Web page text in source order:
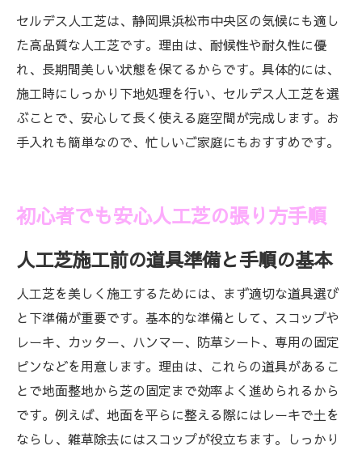
セルデス人工芝は、静岡県浜松市中央区の気候にも適し
た高品質な人工芝です。理由は、耐候性や耐久性に優
れ、長期間美しい状態を保てるからです。具体的には、
施工時にしっかり下地処理を行い、セルデス人工芝を選
ぶことで、安心して長く使える庭空間が完成します。お
手入れも簡単なので、忙しいご家庭にもおすすめです。
初心者でも安心人工芝の張り方手順
人工芝施工前の道具準備と手順の基本
人工芝を美しく施工するためには、まず適切な道具選び
と下準備が重要です。基本的な準備として、スコップや
レーキ、カッター、ハンマー、防草シート、専用の固定
ピンなどを用意します。理由は、これらの道具があるこ
とで地面整地から芝の固定まで効率よく進められるから
です。例えば、地面を平らに整える際にはレーキで土を
ならし、雑草除去にはスコップが役立ちます。しっかり